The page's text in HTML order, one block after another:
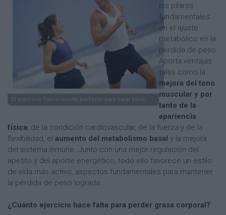
El ejercicio físico resulta perfecto para bajar kilos
los pilares
fundamentales
en el ajuste
metabólico en la
pérdida de peso.
Aporta ventajas
tales como la
mejora del tono
muscular y por
tanto de la
apariencia
física, de la condición cardiovascular, de la fuerza y de la
flexibilidad, el aumento del metabolismo basal y la mejora
del sistema inmune. Junto con una mejor regulación del
apetito y del aporte energético, todo ello favorece un estilo
de vida más activo, aspectos fundamentales para mantener
la pérdida de peso lograda.
¿Cuánto ejercicio hace falta para perder grasa corporal?